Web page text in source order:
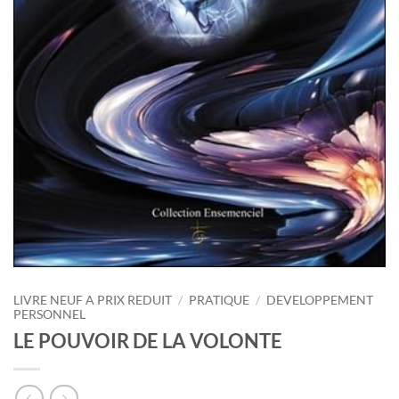
LIVRE NEUF A PRIX REDUIT / PRATIQUE / DEVELOPPEMENT
PERSONNEL
LE POUVOIR DE LA VOLONTE